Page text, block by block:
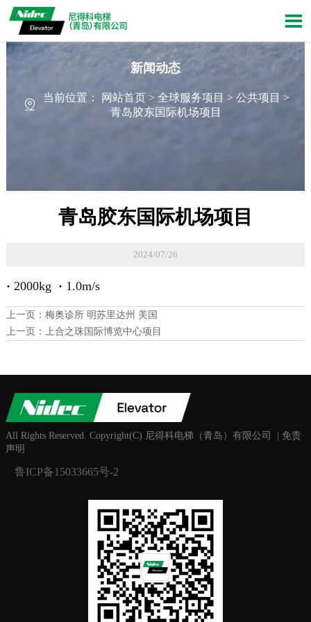

新闻动态

当前位置： 网站首页> 全球服务项目 > 公共项目 >
青岛胶东国际机场项目
青岛胶东国际机场项目
2024/07/26
· 2000kg · 1.0m/s
上一页： 梅奥诊所 明苏里达州 美国
上一页：
上合之珠国际博览中心项目
All Rights Reserved. Copyright(C) 尼得科电梯（青岛）有限公司 | 免责
声明
鲁ICP备15033665号-2